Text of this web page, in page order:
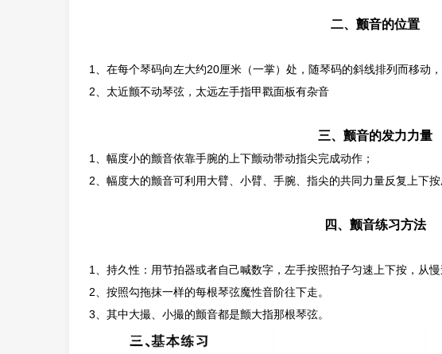
二、颤音的位置
1、在每个琴码向左大约20厘米（一掌）处，随琴码的斜线排列而移动
2、太近颤不动琴弦，太远左手指甲戳面板有杂音
三、颤音的发力力量
1、幅度小的颤音依靠手腕的上下颤动带动指尖完成动作；
2、幅度大的颤音可利用大臂、小臂、手腕、指尖的共同力量反复上下按
四、颤音练习方法
1、持久性：用节拍器或者自己喊数字，左手按照拍子匀速上下按，从
2、按照勾拖抹一样的每根琴弦魔性音阶往下走。
3、其中大撮、小撮的颤音都是颤大指那根琴弦。